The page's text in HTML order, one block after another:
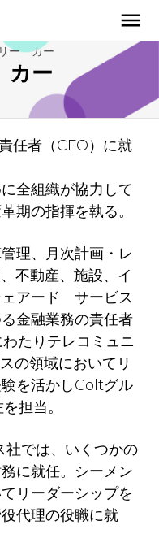
ー
ー カー
任者（CFO）に就
全組織が協力して
期の指揮を執る。
理、月次計画・レ
不動産、施設、イ
アード サービス
金融業務の責任者
たりテレコミュニ
の領域においてリ
を活かしColtグル
担当。
社では、いくつかの
に就任。シーメン
リーダーシップを
代理の役職に就